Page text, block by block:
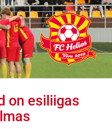
on esiliigas